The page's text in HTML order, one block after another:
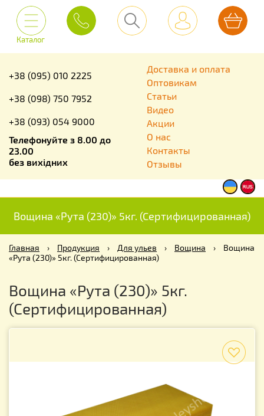
Каталог
+38 (095) 010 2225
+38 (098) 750 7952
+38 (093) 054 9000
Телефонуйте з 8.00 до
23.00
без вихідних
Доставка и оплата
Оптовикам
Статьи
Видео
Акции
О нас
Контакты
Отзывы
Вощина «Рута (230)» 5кг. (Сертифицированная)
Главная › Продукция › Для ульев › Вощина ›
Вощина
«Рута (230)» 5кг. (Сертифицированная)
Вощина «Рута (230)» 5кг.
(Сертифицированная)